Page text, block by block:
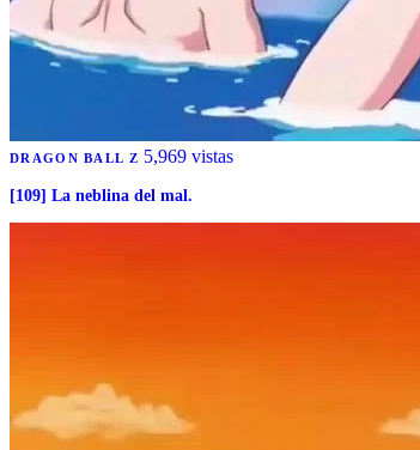
DRAGON BALL Z 5,969 vistas
[109] La neblina del mal.